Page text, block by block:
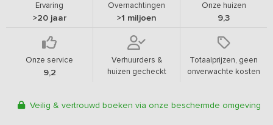
Ervaring
>20 jaar
Overnachtingen
>1 miljoen
Onze huizen
9,3
Onze service
9,2
Verhuurders &
huizen gecheckt
Totaalprijzen, geen
onverwachte kosten
Veilig & vertrouwd boeken via onze beschermde omgeving